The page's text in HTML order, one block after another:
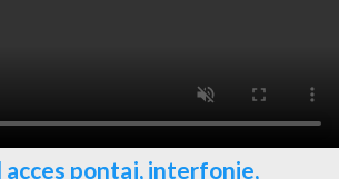
pontaj, interfonie,